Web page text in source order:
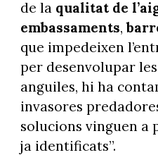
de la qualitat de
embassaments,
que impedeixen
per desenvolupar
anguiles, hi ha
invasores
solucions vinguen a
ja identificats”.